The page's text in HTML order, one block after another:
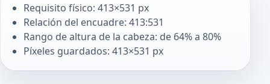
Requisito físico: 413×531 px
Relación del encuadre: 413:531
Rango de altura de la cabeza: de 64% a 80%
Píxeles guardados: 413×531 px